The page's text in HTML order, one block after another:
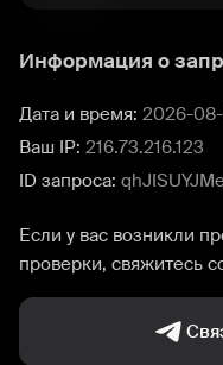
Информация о
Дата и время: 2026-
Ваш IP: 216.73.216.123
ID запроса:
Если у вас возникли
проверки, свяжитесь